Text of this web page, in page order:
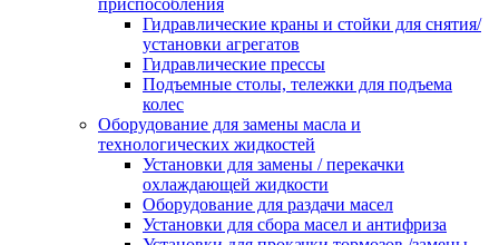
приспособления
Гидравлические краны и стойки для снятия/
установки агрегатов
Гидравлические прессы
Подъемные столы, тележки для подъема
колес
Оборудование для замены масла и
технологических жидкостей
Установки для замены / перекачки
охлаждающей жидкости
Оборудование для раздачи масел
Установки для сбора масел и антифриза